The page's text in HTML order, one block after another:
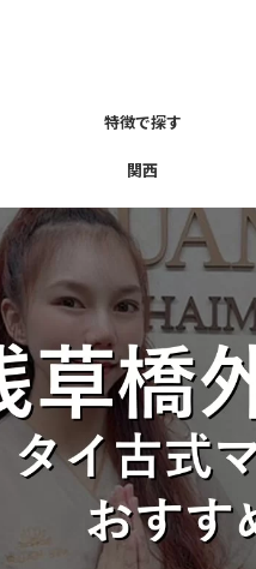
特徴で探す
関西